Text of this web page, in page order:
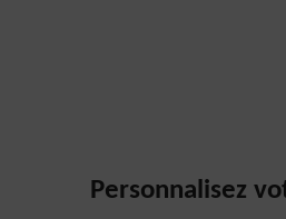
Personnalisez